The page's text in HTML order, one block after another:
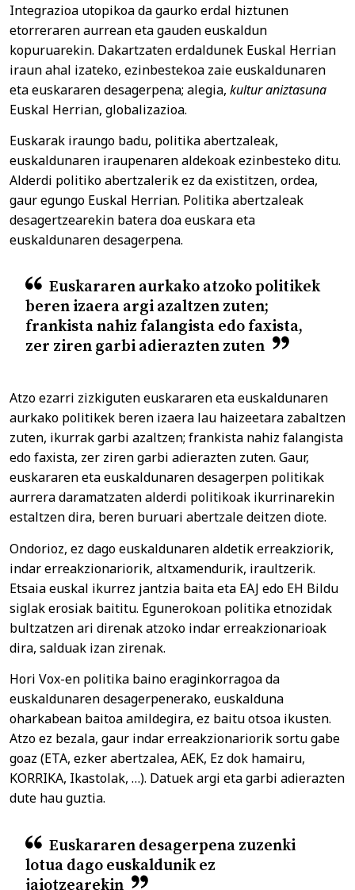
Integrazioa utopikoa da gaurko erdal hiztunen
etorreraren aurrean eta gauden euskaldun
kopuruarekin. Dakartzaten erdaldunek Euskal Herrian
iraun ahal izateko, ezinbestekoa zaie euskaldunaren
eta euskararen desagerpena; alegia, kultur aniztasuna
Euskal Herrian, globalizazioa.
Euskarak iraungo badu, politika abertzaleak,
euskaldunaren iraupenaren aldekoak ezinbesteko ditu.
Alderdi politiko abertzalerik ez da existitzen, ordea,
gaur egungo Euskal Herrian. Politika abertzaleak
desagertzearekin batera doa euskara eta
euskaldunaren desagerpena.
Euskararen aurkako atzoko politikek
beren izaera argi azaltzen zuten;
frankista nahiz falangista edo faxista,
zer ziren garbi adierazten zuten
Atzo ezarri zizkiguten euskararen eta euskaldunaren
aurkako politikek beren izaera lau haizeetara zabaltzen
zuten, ikurrak garbi azaltzen; frankista nahiz falangista
edo faxista, zer ziren garbi adierazten zuten. Gaur,
euskararen eta euskaldunaren desagerpen politikak
aurrera daramatzaten alderdi politikoak ikurrinarekin
estaltzen dira, beren buruari abertzale deitzen diote.
Ondorioz, ez dago euskaldunaren aldetik erreakziorik,
indar erreakzionariorik, altxamendurik, iraultzerik.
Etsaia euskal ikurrez jantzia baita eta EAJ edo EH Bildu
siglak erosiak baititu. Egunerokoan politika etnozidak
bultzatzen ari direnak atzoko indar erreakzionarioak
dira, salduak izan zirenak.
Hori Vox-en politika baino eraginkorragoa da
euskaldunaren desagerpenerako, euskalduna
oharkabean baitoa amildegira, ez baitu otsoa ikusten.
Atzo ez bezala, gaur indar erreakzionariorik sortu gabe
goaz (ETA, ezker abertzalea, AEK, Ez dok hamairu,
KORRIKA, Ikastolak, …). Datuek argi eta garbi adierazten
dute hau guztia.
Euskararen desagerpena zuzenki
lotua dago euskaldunik ez
jaiotzearekin